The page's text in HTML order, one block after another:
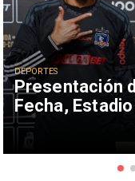
Presentación
Fecha,
DEPORTES